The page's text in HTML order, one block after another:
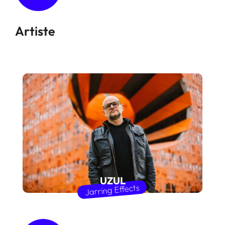
Artiste
UZUL
Jarring Effects